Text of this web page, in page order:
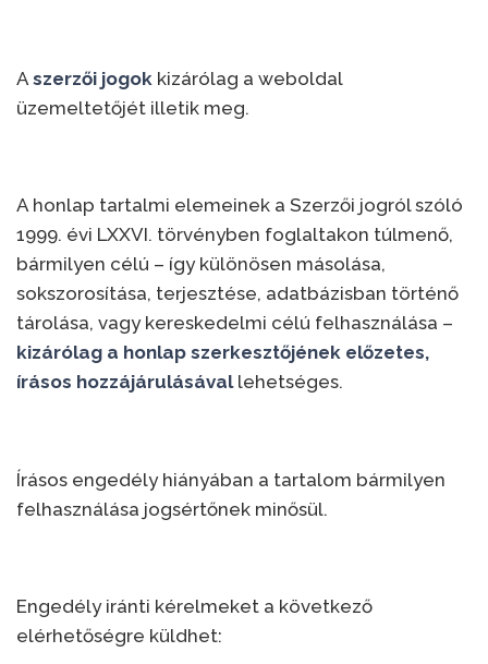
A szerzői jogok kizárólag a weboldal
üzemeltetőjét illetik meg.
A honlap tartalmi elemeinek a Szerzői jogról szóló
1999. évi LXXVI. törvényben foglaltakon túlmenő,
bármilyen célú – így különösen másolása,
sokszorosítása, terjesztése, adatbázisban történő
tárolása, vagy kereskedelmi célú felhasználása –
kizárólag a honlap szerkesztőjének előzetes,
írásos hozzájárulásávallehetséges.
Írásos engedély hiányában a tartalom bármilyen
felhasználása jogsértőnek minősül.
Engedély iránti kérelmeket a következő
elérhetőségre küldhet: